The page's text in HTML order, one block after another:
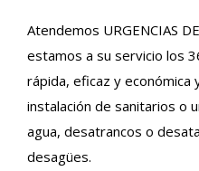
Atendemos URGENCIAS
estamos a su servicio los
rápida, eficaz y económica
instalación de sanitarios o
agua, desatrancos o
desagües.